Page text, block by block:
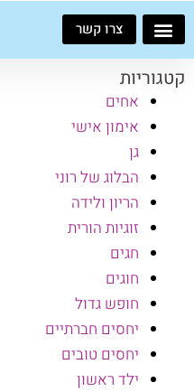
דילוג
לתוכן
צרו קשר
קטגוריות
אחים
אימון אישי
גן
הבלוג של רוני
הריון ולידה
זוגיות הורית
חגים
חוגים
חופש גדול
יחסים חברתיים
יחסים טובים
ילד ראשון